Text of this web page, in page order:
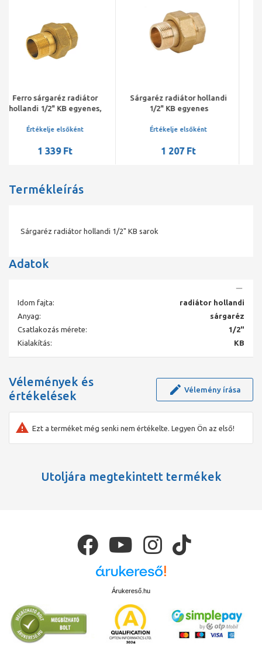
Sárgaréz radiátor hollandi
1/2" KB egyenes
Értékelje elsőként
1 207 Ft
Ferro sárgaréz radiátor
hollandi 1/2" KB egyenes,
Értékelje elsőként
1 339 Ft
Termékleírás
Sárgaréz radiátor hollandi 1/2" KB sarok
Adatok
Idom fajta:
radiátor hollandi
Anyag:
sárgaréz
Csatlakozás mérete:
1/2"
Kialakítás:
KB
Vélemények és
értékelések
Vélemény írása
Ezt a terméket még senki nem értékelte. Legyen Ön az első!
Utoljára megtekintett termékek
Árukereső.hu